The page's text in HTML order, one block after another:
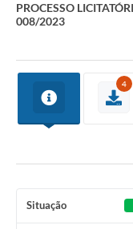
PROCESSO
008/2023
4
Situação